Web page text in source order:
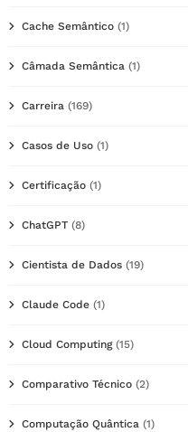
Cache Semântico (1)
Câmada Semântica (1)
Carreira (169)
Casos de Uso (1)
Certificação (1)
ChatGPT (8)
Cientista de Dados (19)
Claude Code (1)
Cloud Computing(15)
Comparativo Técnico (2)
Computação Quântica (1)